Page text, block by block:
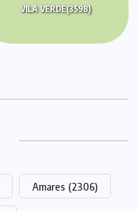
VILA VERDE(3598)
Amares (2306)